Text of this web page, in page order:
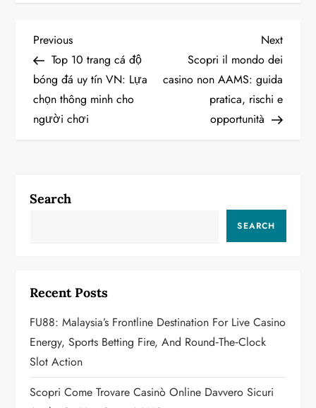
P
o
s
a
g
a
t
i
Previous
Post
Previous
Top 10 trang cá độ
bóng đá uy tín VN: Lựa
chọn thông minh cho
người chơi
Next
Post
Next
Scopri il mondo dei
casino non AAMS: guida
pratica, rischi e
opportunità
Search
SEARCH
Recent Posts
FU88: Malaysia’s Frontline Destination For Live Casino
Energy, Sports Betting Fire, And Round‑the‑Clock
Slot Action
Scopri Come Trovare Casinò Online Davvero Sicuri